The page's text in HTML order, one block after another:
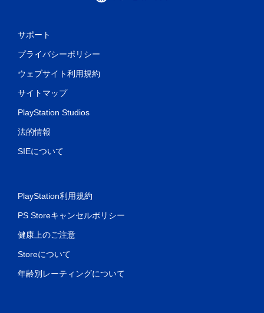
サポート
プライバシーポリシー
ウェブサイト利用規約
サイトマップ
PlayStation Studios
法的情報
SIEについて
PlayStation利用規約
PS Storeキャンセルポリシー
健康上のご注意
Storeについて
年齢別レーティングについて